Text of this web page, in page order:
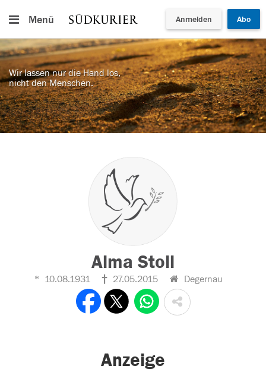
Menü Anmelden Abo
Wir lassen nur die Hand los,
nicht den Menschen.
Alma Stoll
10.08.1931 27.05.2015 Degernau
Anzeige